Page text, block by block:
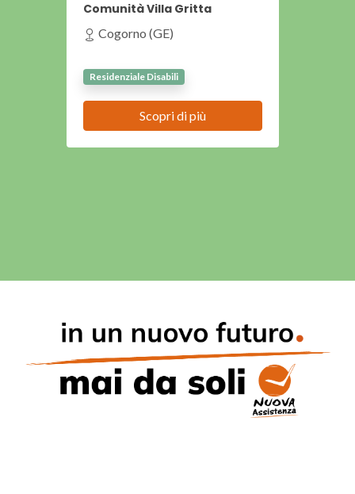
Comunità Villa Gritta
Cogorno (GE)
Residenziale Disabili
Scopri di più